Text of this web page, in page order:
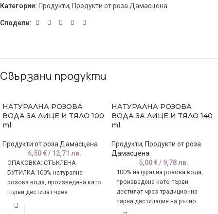
Категории: Продукти, Продукти от роза Дамасцена
Сподели:
Свързани продукти
НАТУРАЛНА РОЗОВА
ВОДА ЗА ЛИЦЕ И ТЯЛО 100
ml.
Продукти от роза Дамасцена
6,50 €/ 12,71 лв.
ОПАКОВКА: СТЪКЛЕНА
БУТИЛКА 100% натурална
розова вода, произведена като
първи дестилат чрез
традиционна парна дестилация
НАТУРАЛНА РОЗОВА
ВОДА ЗА ЛИЦЕ И ТЯЛО 140
ml.
Продукти, Продукти от роза
Дамасцена
5,00 €/ 9,78 лв.
100% натурална розова вода,
произведена като първи
дестилат чрез традиционна
парна дестилация на ръчно
набрани цветове от